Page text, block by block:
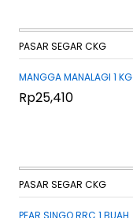
PASAR SEGAR CKG
MANGGA MANALAGI 1 KG
Rp25,410
Rp25,410
PASAR SEGAR CKG